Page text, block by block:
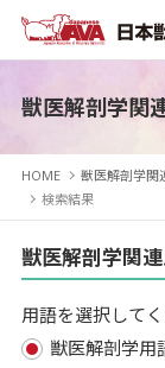
獣医解剖学関
HOME 獣医解剖学関
検索結果
獣医解剖学関
用語を選択して
獣医解剖学用